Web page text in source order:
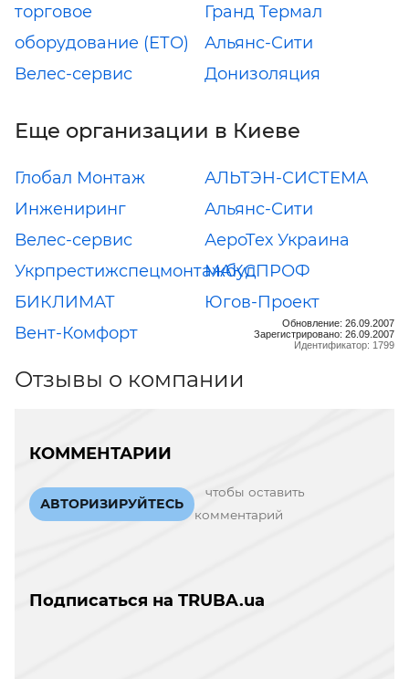
торговое
оборудование (ЕТО)
Гранд Термал
Альянс-Сити
Велес-сервис
Донизоляция
Еще организации в Киеве
Глобал Монтаж
Инжениринг
АЛЬТЭН-СИСТЕМА
Альянс-Сити
Велес-сервис
АероТех Украина
УкрпрестижспецмонтажбудМАКСПРОФ
БИКЛИМАТ
Югов-Проект
Вент-Комфорт
Обновление: 26.09.2007
Зарегистрировано: 26.09.2007
Идентификатор: 1799
Отзывы о компании
КОММЕНТАРИИ
АВТОРИЗИРУЙТЕСЬ
чтобы оставить
комментарий
Подписаться на TRUBA.ua